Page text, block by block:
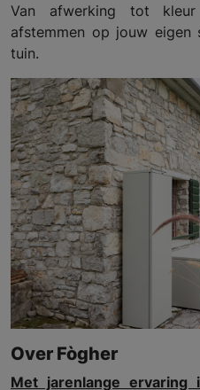
Van afwerking tot
afstemmen op jouw
tuin.
Over Fògher
Met jarenlange ervaring